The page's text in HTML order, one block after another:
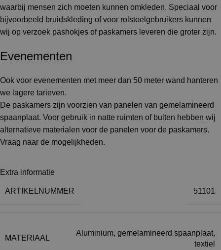
waarbij mensen zich moeten kunnen omkleden. Speciaal voor
bijvoorbeeld bruidskleding of voor rolstoelgebruikers kunnen
wij op verzoek pashokjes of paskamers leveren die groter zijn.
Evenementen
Ook voor evenementen met meer dan 50 meter wand hanteren
we lagere tarieven.
De paskamers zijn voorzien van panelen van gemelamineerd
spaanplaat. Voor gebruik in natte ruimten of buiten hebben wij
alternatieve materialen voor de panelen voor de paskamers.
Vraag naar de mogelijkheden.
Extra informatie
ARTIKELNUMMER 51101
MATERIAAL
Aluminium, gemelamineerd spaanplaat,
textiel